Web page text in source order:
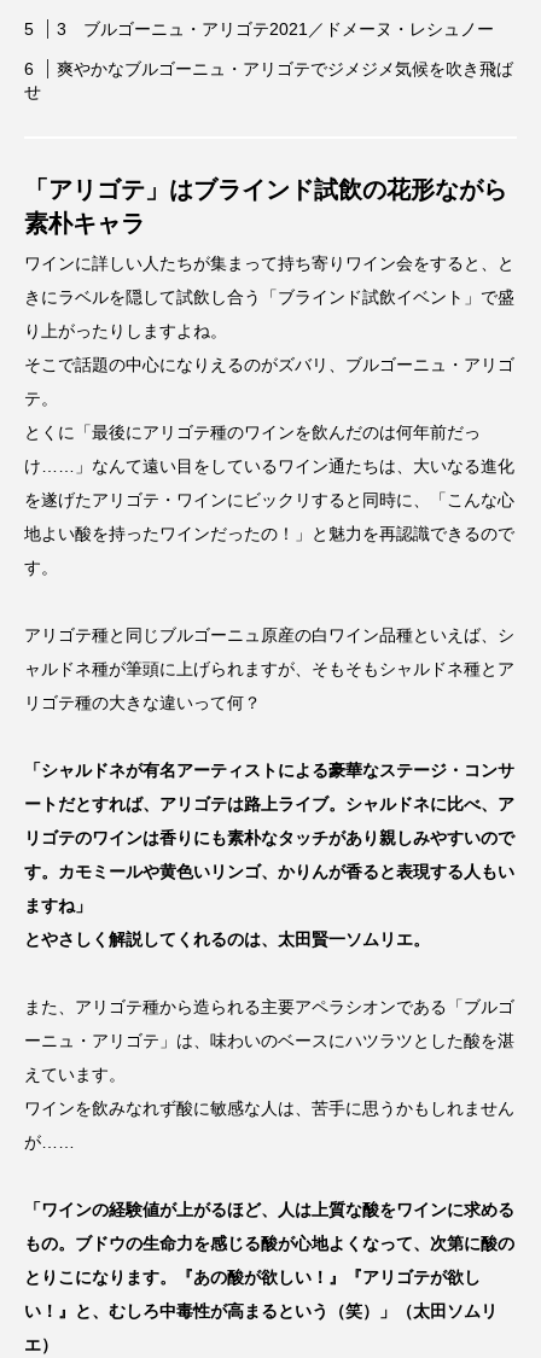
3 ブルゴーニュ・アリゴテ2021／ドメーヌ・レシュノー
爽やかなブルゴーニュ・アリゴテでジメジメ気候を吹き飛ば
せ
「アリゴテ」はブラインド試飲の花形ながら
素朴キャラ
ワインに詳しい人たちが集まって持ち寄りワイン会をすると、と
きにラベルを隠して試飲し合う「ブラインド試飲イベント」で盛
り上がったりしますよね。
そこで話題の中心になりえるのがズバリ、ブルゴーニュ・アリゴ
テ。
とくに「最後にアリゴテ種のワインを飲んだのは何年前だっ
け……」なんて遠い目をしているワイン通たちは、大いなる進化
を遂げたアリゴテ・ワインにビックリすると同時に、「こんな心
地よい酸を持ったワインだったの！」と魅力を再認識できるので
す。
アリゴテ種と同じブルゴーニュ原産の白ワイン品種といえば、シ
ャルドネ種が筆頭に上げられますが、そもそもシャルドネ種とア
リゴテ種の大きな違いって何？
「シャルドネが有名アーティストによる豪華なステージ・コンサ
ートだとすれば、アリゴテは路上ライブ。シャルドネに比べ、ア
リゴテのワインは香りにも素朴なタッチがあり親しみやすいので
す。カモミールや黄色いリンゴ、かりんが香ると表現する人もい
ますね」
とやさしく解説してくれるのは、太田賢一ソムリエ。
また、アリゴテ種から造られる主要アペラシオンである「ブルゴ
ーニュ・アリゴテ」は、味わいのベースにハツラツとした酸を湛
えています。
ワインを飲みなれず酸に敏感な人は、苦手に思うかもしれません
が……
「ワインの経験値が上がるほど、人は上質な酸をワインに求める
もの。ブドウの生命力を感じる酸が心地よくなって、次第に酸の
とりこになります。『あの酸が欲しい！』『アリゴテが欲し
い！』と、むしろ中毒性が高まるという（笑）」（太田ソムリ
エ）